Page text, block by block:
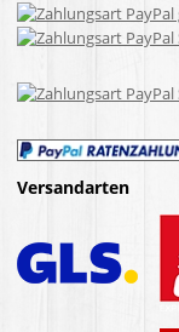
Versandarten